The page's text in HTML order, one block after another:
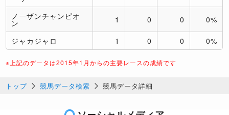
ノーザンチャンピオ
ン 1 0 0 0%
ジャカジャロ 1 0 0 0%
※上記のデータは2015年1月からの主要レースの成績です
トップ 競馬データ検索 競馬データ詳細